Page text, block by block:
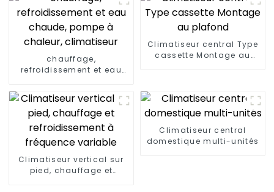
chauffage,
refroidissement et eau
Climatiseur central Type
cassette Montage au
Climatiseur vertical sur
pied, chauffage et
Climatiseur central
domestique multi-unités